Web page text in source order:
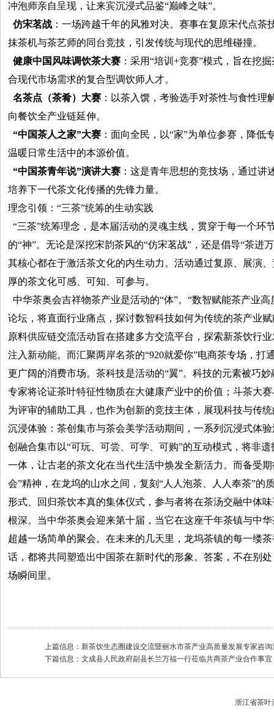
冲泡师亲自呈现，让来宾沉浸式品鉴“巅峰之味”。
仿宋茗战 ：一场跨越千年的风雅对决。赛事在复原宋代点茶
抹茶机与茶艺师的同台竞技，引发传统与现代的思维碰撞。
健康中国风味调饮茶大赛 ：采用“培训+竞赛”模式，旨在挖
合现代市场需求的复合型调饮师人才。
名茶点（茶肴）大赛 ：以茶入馔，考验选手对茶性与食性理
向餐饮全产业链延伸。
“中国茶人之家”大赛 ：面向全民，以“家”为单位参赛，降低
温暖日常生活中的本源价值。
“中国茶青年说”演讲大赛 ：这是青年思想的竞技场，通过讲
培养下一代茶文化传播的先锋力量。
理念引领：“三茶”统筹的生动实践
“三茶”统筹理念，是本届活动的灵魂主线，贯穿于每一个环
的“神”。无论是深挖宋韵茶风的“仿宋茗战”，还是倡导“茶进
其核心都在于激活茶文化的内生动力。活动通过复原、展演
厚的茶文化可感、可知、可参与。
中华茶奥会吉祥物茶产业是活动的“体”。“数智赋能茶产业
论坛，将直面行业痛点，探讨数智科技如何为传统的茶产业
原料供应链交流活动旨在搭建多方交流平台，探索新茶饮行
注入新动能。而汇聚两岸名茶的“920就爱你”电商茶专场，打
更广阔的消费市场。茶科技是活动的“翼”。科技的元素被巧
专家将论证茶叶特征性物质在大健康产业中的价值；斗茶大
为评审的辅助工具，也作为创新的竞技主体，展现科技与传
沉浸体验：茶创集市与茶会美学活动期间，一系列沉浸式体
创融合集市以“可玩、可尝、可学、可购”的互动模式，将非
一体，让古老的茶文化在当代生活中焕发全新活力。而备受
会”精神，在龙坞的山水之间，复刻“人人泡茶、人人奉茶”的
形式、回归茶饮本真的集体仪式，参与者将在茶汤交融中体
根深。当中华茶奥会迎来第十届，当它在这座千年茶镇与中
超越一场简单的聚会。在未来的几天里，龙坞茶镇的每一缕
话，都将共同塑造出中国茶在新时代的形象。答案，不在别
场瞬间里。
上篇信息： 新茶饮生态圈建设交流暨丽水市茶产业高质量发展专家咨
下篇信息： 文成县人民政府副县长兰万福一行莅临共商茶产业合作事宜
浙江省茶